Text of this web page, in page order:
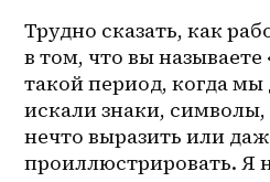
Трудно сказать, как
в том, что вы
такой период, когда мы
искали знаки, символы,
нечто выразить или
проиллюстрировать. Я